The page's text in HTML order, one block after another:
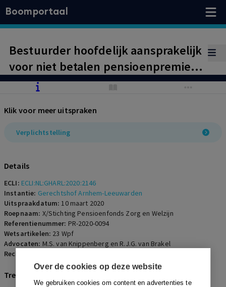
Over de cookies op deze website
We gebruiken cookies om content en advertenties te
Boomportaal
Bestuurder hoofdelijk aansprakelijk
voor niet betalen pensioenpremie
aan bedrijfstakpensioenfonds
Klik voor meer uitspraken
Verplichtstelling
Details
ECLI: ECLI:NL:GHARL:2020:2146
Instantie: Gerechtshof Arnhem-Leeuwarden
Uitspraakdatum:10 maart 2020
Roepnaam: X/Stichting Pensioenfonds Zorg en Welzijn
Referentienummer: PR-2020-0094
Wetsartikelen: 23 Wpf
Advocaten: M.S. van Knippenberg en R.J.G. van Brakel
Rechters:
Trefwoorden